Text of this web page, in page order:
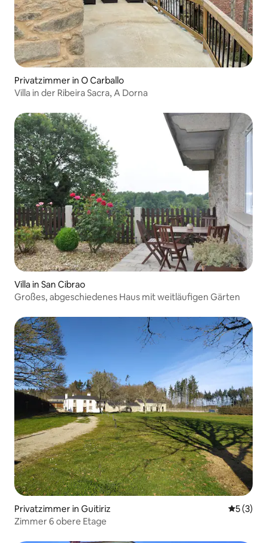
Privatzimmer in O Carballo
Villa in der Ribeira Sacra, A Dorna
Villa in San Cibrao
Großes, abgeschiedenes Haus mit weitläufigen Gärten
Privatzimmer in Guitiriz
5 (3)
Zimmer 6 obere Etage